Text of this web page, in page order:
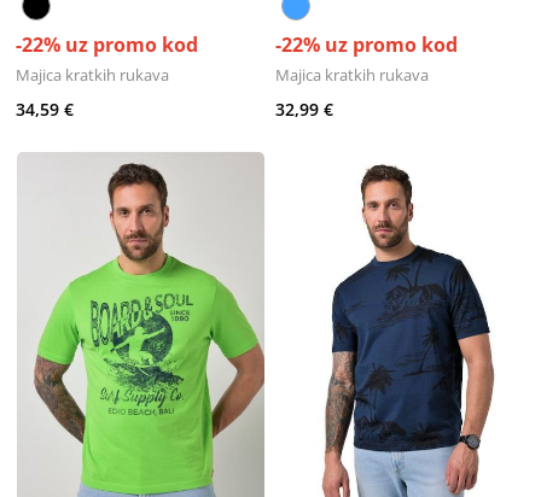
-22% uz promo kod
Majica kratkih rukava
34,59 €
-22% uz promo kod
Majica kratkih rukava
32,99 €